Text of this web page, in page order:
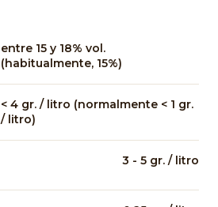
entre 15 y 18% vol.
(habitualmente, 15%)
< 4 gr. / litro (normalmente < 1 gr.
/ litro)
3 - 5 gr. / litro